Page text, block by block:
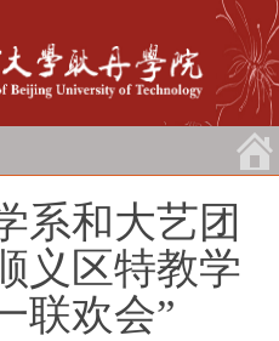
系和大艺团
义区特教学
联欢会”